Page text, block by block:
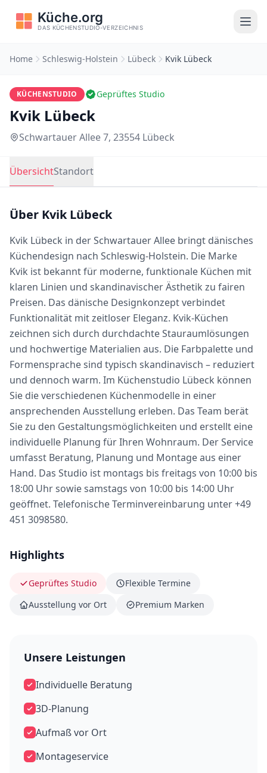
Home Schleswig-Holstein Lübeck Kvik Lübeck
KÜCHENSTUDIO Geprüftes Studio
Kvik Lübeck
Schwartauer Allee 7, 23554 Lübeck
ÜbersichtStandort
Über Kvik Lübeck
Kvik Lübeck in der Schwartauer Allee bringt dänisches
Küchendesign nach Schleswig-Holstein. Die Marke
Kvik ist bekannt für moderne, funktionale Küchen mit
klaren Linien und skandinavischer Ästhetik zu fairen
Preisen. Das dänische Designkonzept verbindet
Funktionalität mit zeitloser Eleganz. Kvik-Küchen
zeichnen sich durch durchdachte Stauraumlösungen
und hochwertige Materialien aus. Die Farbpalette und
Formensprache sind typisch skandinavisch – reduziert
und dennoch warm. Im Küchenstudio Lübeck können
Sie die verschiedenen Küchenmodelle in einer
ansprechenden Ausstellung erleben. Das Team berät
Sie zu den Gestaltungsmöglichkeiten und erstellt eine
individuelle Planung für Ihren Wohnraum. Der Service
umfasst Beratung, Planung und Montage aus einer
Hand. Das Studio ist montags bis freitags von 10:00 bis
18:00 Uhr sowie samstags von 10:00 bis 14:00 Uhr
geöffnet. Telefonische Terminvereinbarung unter +49
451 3098580.
Highlights
Geprüftes Studio
Flexible Termine
Ausstellung vor Ort
Premium Marken
Unsere Leistungen
Individuelle Beratung
3D-Planung
Aufmaß vor Ort
Montageservice